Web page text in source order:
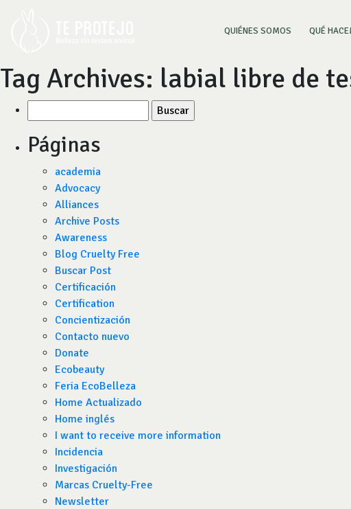
QUIÉNES SOMOS (CURRENT)
QUÉ
Tag Archives: labial libre de
por:
Páginas
academia
Advocacy
Alliances
Archive Posts
Awareness
Blog Cruelty Free
Buscar Post
Certificación
Certification
Concientización
Contacto nuevo
Donate
Ecobeauty
Feria EcoBelleza
Home Actualizado
Home inglés
I want to receive more information
Incidencia
Investigación
Marcas Cruelty-Free
Newsletter